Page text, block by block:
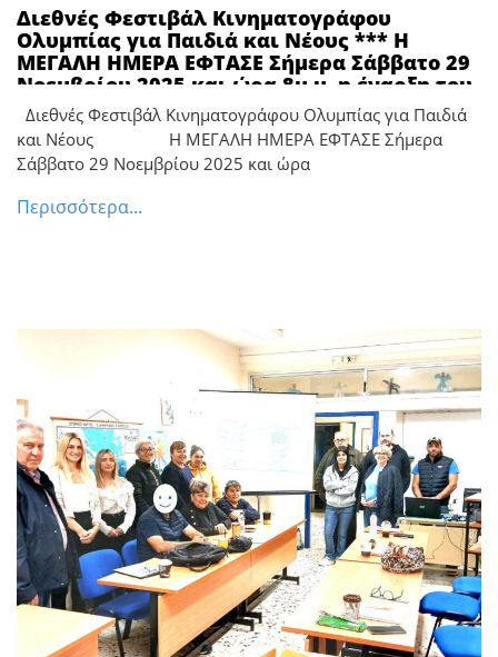
Διεθνές Φεστιβάλ Κινηματογράφου
Ολυμπίας για Παιδιά και Νέους *** Η
ΜΕΓΑΛΗ ΗΜΕΡΑ ΕΦΤΑΣΕ Σήμερα Σάββατο 29
Νοεμβρίου 2025 και ώρα 8μ.μ. η έναρξη του
Φεστιβάλ στον Πύργο
Διεθνές Φεστιβάλ Κινηματογράφου Ολυμπίας για Παιδιά
και Νέους Η ΜΕΓΑΛΗ ΗΜΕΡΑ ΕΦΤΑΣΕ Σήμερα
Σάββατο 29 Νοεμβρίου 2025 και ώρα
Περισσότερα...